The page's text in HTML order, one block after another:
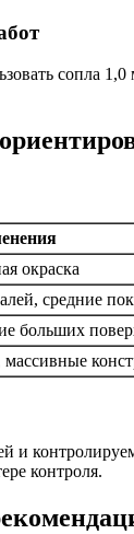
сопла
окраска
средние
больших
и
контроля.